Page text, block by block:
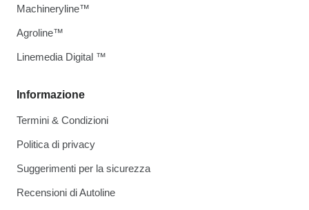
Informazione
Termini & Condizioni
Politica di privacy
Suggerimenti per la sicurezza
Recensioni di Autoline
Machineryline™
Agroline™
Linemedia Digital ™